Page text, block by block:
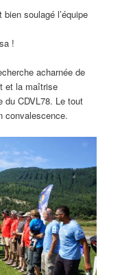
soulagé l’équipe
!
acharnée de
et la maîtrise
du CDVL78. Le tout
convalescence.